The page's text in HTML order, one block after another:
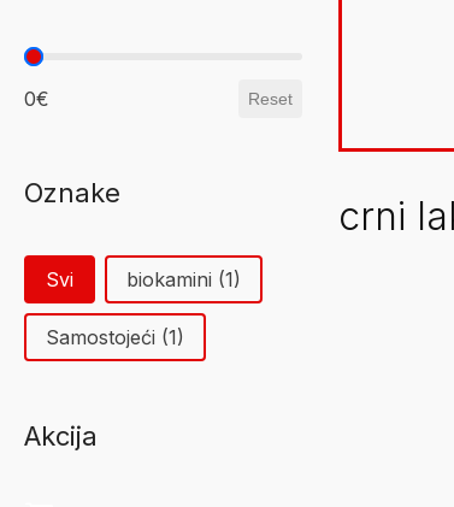
0€ Reset
Oznake
Svi biokamini (1)
Samostojeći (1)
Akcija